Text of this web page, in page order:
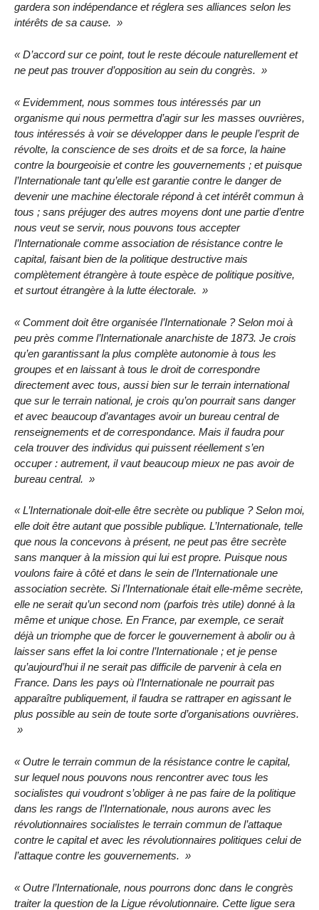
gardera son indépendance et réglera ses alliances selon les
intérêts de sa cause.
D’accord sur ce point, tout le reste découle naturellement et
ne peut pas trouver d’opposition au sein du congrès.
Evidemment, nous sommes tous intéressés par un
organisme qui nous permettra d’agir sur les masses ouvrières,
tous intéressés à voir se développer dans le peuple l’esprit de
révolte, la conscience de ses droits et de sa force, la haine
contre la bourgeoisie et contre les gouvernements ; et puisque
l’Internationale tant qu’elle est garantie contre le danger de
devenir une machine électorale répond à cet intérêt commun à
tous ; sans préjuger des autres moyens dont une partie d’entre
nous veut se servir, nous pouvons tous accepter
l’Internationale comme association de résistance contre le
capital, faisant bien de la politique destructive mais
complètement étrangère à toute espèce de politique positive,
et surtout étrangère à la lutte électorale.
Comment doit être organisée l’Internationale ? Selon moi à
peu près comme l’Internationale anarchiste de 1873. Je crois
qu’en garantissant la plus complète autonomie à tous les
groupes et en laissant à tous le droit de correspondre
directement avec tous, aussi bien sur le terrain international
que sur le terrain national, je crois qu’on pourrait sans danger
et avec beaucoup d’avantages avoir un bureau central de
renseignements et de correspondance. Mais il faudra pour
cela trouver des individus qui puissent réellement s’en
occuper : autrement, il vaut beaucoup mieux ne pas avoir de
bureau central.
L’Internationale doit-elle être secrète ou publique ? Selon moi,
elle doit être autant que possible publique. L’Internationale, telle
que nous la concevons à présent, ne peut pas être secrète
sans manquer à la mission qui lui est propre. Puisque nous
voulons faire à côté et dans le sein de l’Internationale une
association secrète. Si l’Internationale était elle-même secrète,
elle ne serait qu’un second nom (parfois très utile) donné à la
même et unique chose. En France, par exemple, ce serait
déjà un triomphe que de forcer le gouvernement à abolir ou à
laisser sans effet la loi contre l’Internationale ; et je pense
qu’aujourd’hui il ne serait pas difficile de parvenir à cela en
France. Dans les pays où l’Internationale ne pourrait pas
apparaître publiquement, il faudra se rattraper en agissant le
plus possible au sein de toute sorte d’organisations ouvrières.
Outre le terrain commun de la résistance contre le capital,
sur lequel nous pouvons nous rencontrer avec tous les
socialistes qui voudront s’obliger à ne pas faire de la politique
dans les rangs de l’Internationale, nous aurons avec les
révolutionnaires socialistes le terrain commun de l’attaque
contre le capital et avec les révolutionnaires politiques celui de
l’attaque contre les gouvernements.
Outre l’Internationale, nous pourrons donc dans le congrès
traiter la question de la Ligue révolutionnaire. Cette ligue sera